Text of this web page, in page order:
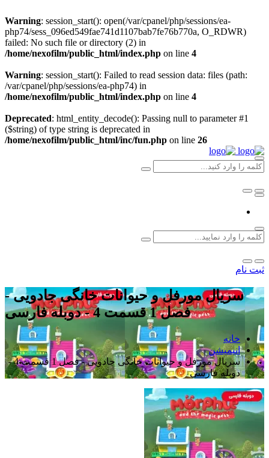
Warning: session_start(): open(/var/cpanel/php/sessions/ea-
php74/sess_096ed549fae741d1107bab7fe76b770a, O_RDWR)
failed: No such file or directory (2) in
/home/nexofilm/public_html/index.php on line 4
Warning: session_start(): Failed to read session data: files (path:
/var/cpanel/php/sessions/ea-php74) in
/home/nexofilm/public_html/index.php on line 4
Deprecated: html_entity_decode(): Passing null to parameter #1
($string) of type string is deprecated in
/home/nexofilm/public_html/inc/fun.php on line 26
ثبت نام
سریال مورفل و حیوانات خانگی جادویی -
فصل 1 قسمت 4 - دوبله فارسی
خانه
انیمیشن
سریال مورفل و حیوانات خانگی جادویی - فصل 1 قسمت 4 -
دوبله فارسی